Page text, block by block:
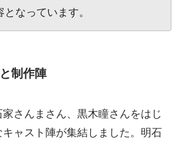
となっています。
制作陣
さんまさん、黒木瞳さんをはじ
ャスト陣が集結しました。明石